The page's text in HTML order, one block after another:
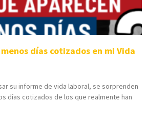
días cotizados en mi Vida
su informe de vida laboral, se sorprenden
días cotizados de los que realmente han